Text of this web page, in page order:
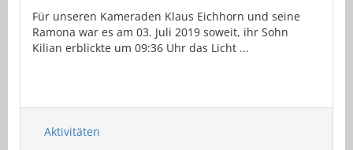
Für unseren Kameraden Klaus Eichhorn und seine
Ramona war es am 03. Juli 2019 soweit, ihr Sohn
Kilian erblickte um 09:36 Uhr das Licht ...
Aktivitäten